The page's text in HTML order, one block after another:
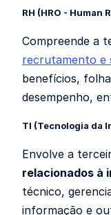
RH (HRO - Human
Compreende a
recrutamento e
benefícios,
desempenho,
TI (Tecnologia da
Envolve a
relacionados à
técnico,
informação e